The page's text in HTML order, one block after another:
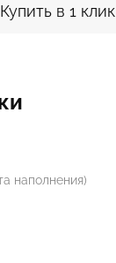
Купить в 1 клик
наполнения)